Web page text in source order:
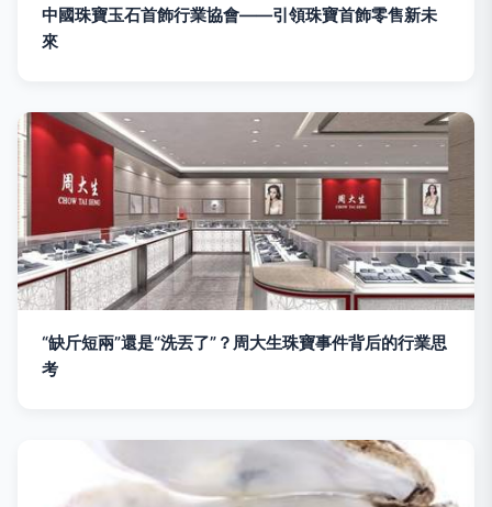
中國珠寶玉石首飾行業協會——引領珠寶首飾零售新未
來
“缺斤短兩”還是“洗丟了”？周大生珠寶事件背后的行業思
考